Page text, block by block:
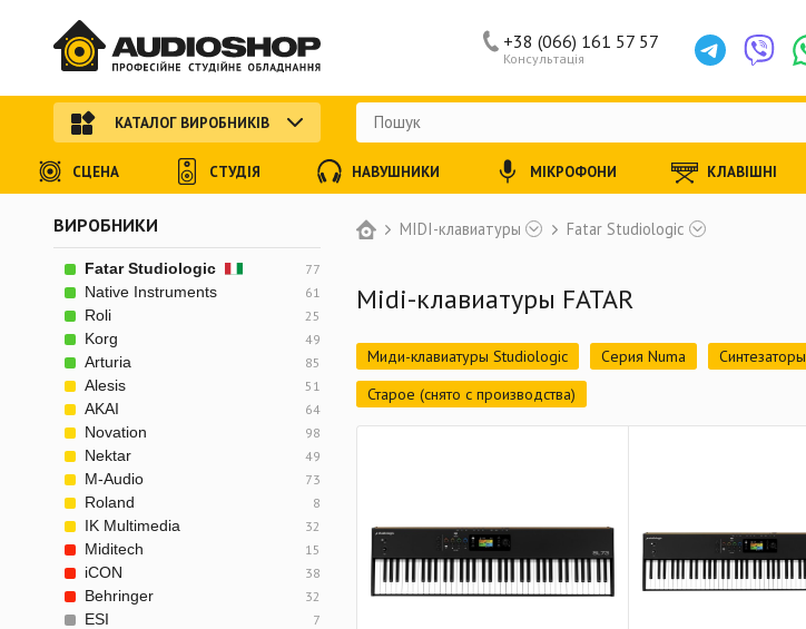
MIDI-клавиатуры Fatar Studiologic
Midi-клавиатуры FATAR
Миди-клавиатуры Studiologic Серия Numa Синтезаторы
Старое (снято с производства)
ВИРОБНИКИ
Fatar Studiologic 77
Native Instruments 61
Roli 25
Korg 49
Arturia 85
Alesis 51
AKAI 64
Novation 98
Nektar 49
M-Audio 73
Roland 8
IK Multimedia 32
Miditech 15
iCON 38
Behringer 32
ESI 7
Консультація
+38 (066) 161 57 57
КАТАЛОГ ВИРОБНИКІВ
СЦЕНА СТУДІЯ НАВУШНИКИ МІКРОФОНИ КЛАВІШНІ